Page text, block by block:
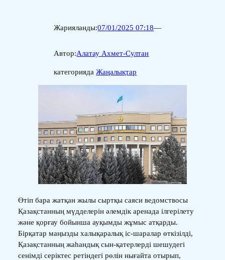
Жарияланды:07/01/2025 07:18—
Автор:Алатау Ахмет-Султан
категориядаЖаңалықтар
Өтіп бара жатқан жылы сыртқы саяси ведомствосы
Қазақстанның мүдделерін әлемдік аренада ілгерілету
және қорғау бойынша ауқымды жұмыс атқарды.
Бірқатар маңызды халықаралық іс-шаралар өткізілді,
Қазақстанның жаһандық сын-қатерлерді шешудегі
сенімді серіктес ретіндегі рөлін нығайта отырып,